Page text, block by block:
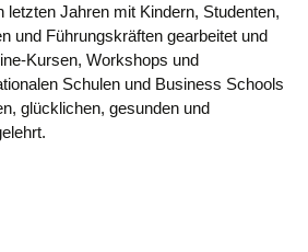
letzten Jahren mit Kindern, Studenten,
und Führungskräften gearbeitet und
Kursen, Workshops und
Schulen und Business Schools
glücklichen, gesunden und